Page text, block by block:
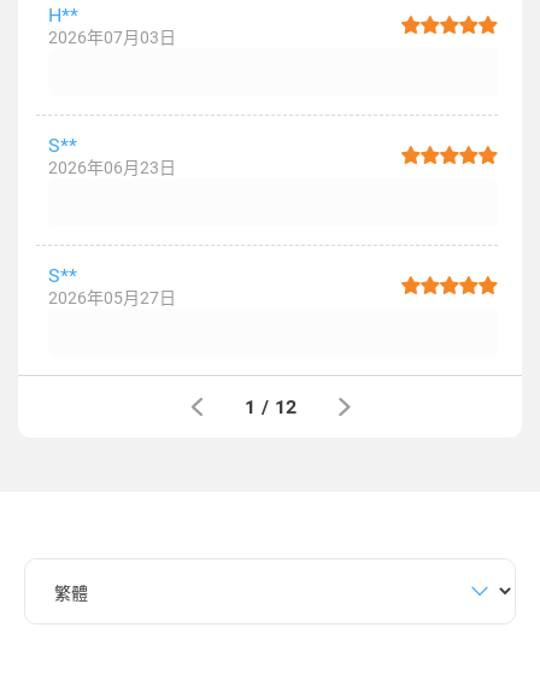
H**
2026年07月03日
S**
2026年06月23日
S**
2026年05月27日
1 / 12